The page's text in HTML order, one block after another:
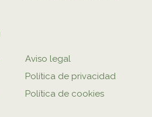
Aviso legal
Política de privacidad
Política de cookies